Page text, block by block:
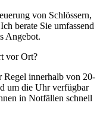
von Schlössern,
berate Sie umfassend
Angebot.
vor Ort?
Regel innerhalb von 20-
um die Uhr verfügbar
in Notfällen schnell